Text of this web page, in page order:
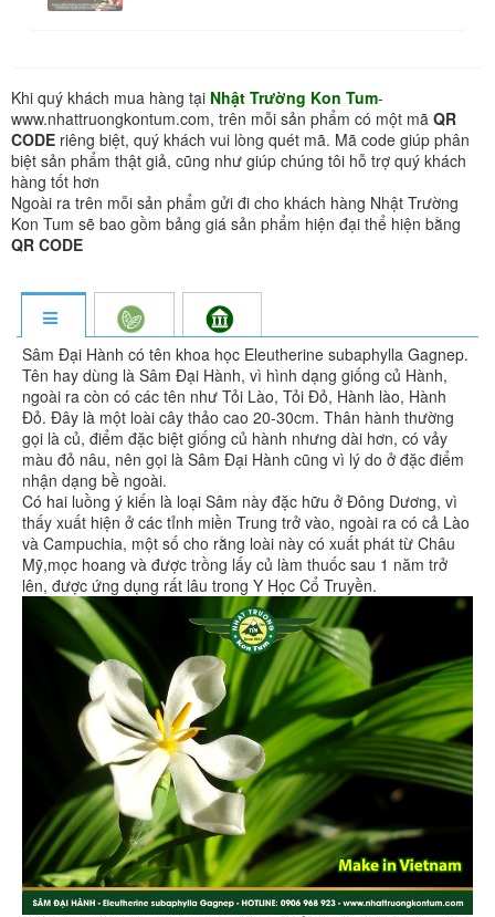
Khi quý khách mua hàng tại Nhật Trường Kon Tum-
www.nhattruongkontum.com, trên mỗi sản phẩm có một mã QR
CODE riêng biệt, quý khách vui lòng quét mã. Mã code giúp phân
biệt sản phẩm thật giả, cũng như giúp chúng tôi hỗ trợ quý khách
hàng tốt hơn
Ngoài ra trên mỗi sản phẩm gửi đi cho khách hàng Nhật Trường
Kon Tum sẽ bao gồm bảng giá sản phẩm hiện đại thể hiện bằng
QR CODE
Sâm Đại Hành có tên khoa học Eleutherine subaphylla Gagnep.
Tên hay dùng là Sâm Đại Hành, vì hình dạng giống củ Hành,
ngoài ra còn có các tên như Tỏi Lào, Tỏi Đỏ, Hành lào, Hành
Đỏ. Đây là một loài cây thảo cao 20-30cm. Thân hành thường
gọi là củ, điểm đặc biệt giống củ hành nhưng dài hơn, có vảy
màu đỏ nâu, nên gọi là Sâm Đại Hành cũng vì lý do ở đặc điểm
nhận dạng bề ngoài.
Có hai luồng ý kiến là loại Sâm này đặc hữu ở Đông Dương, vì
thấy xuất hiện ở các tỉnh miền Trung trở vào, ngoài ra có cả Lào
và Campuchia, một số cho rằng loài này có xuất phát từ Châu
Mỹ,mọc hoang và được trồng lấy củ làm thuốc sau 1 năm trở
lên, được ứng dụng rất lâu trong Y Học Cổ Truyền.